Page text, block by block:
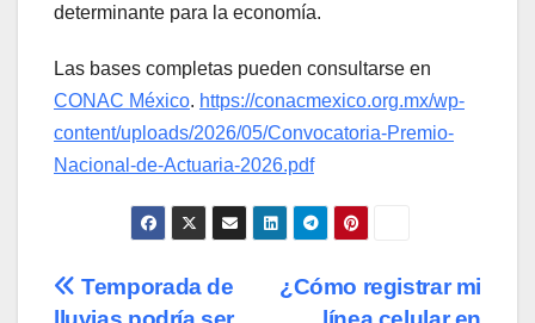
determinante para la economía.
Las bases completas pueden consultarse en
CONAC México. https://conacmexico.org.mx/wp-
content/uploads/2026/05/Convocatoria-Premio-
Nacional-de-Actuaria-2026.pdf
Navegación
¿Cómo registrar mi
Temporada de